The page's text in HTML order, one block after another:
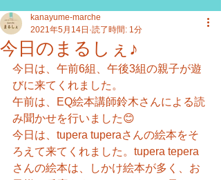
今日のまるしぇ♪
kanayume-marche
2021年5月14日 読了時間: 1分
今日は、午前6組、午後3組の親子が遊
びに来てくれました。
午前は、EQ絵本講師鈴木さんによる読
み聞かせを行いました😊
今日は、tupera tuperaさんの絵本をそ
ろえて来てくれました。tupera tepera
さんの絵本は、しかけ絵本が多く、お